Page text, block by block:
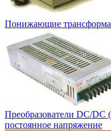
Понижающие
Преобразователи DC/DC
постоянное напряжение